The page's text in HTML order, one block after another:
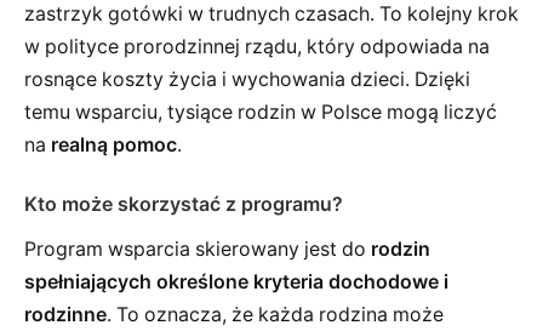
zastrzyk gotówki w trudnych czasach. To kolejny krok
w polityce prorodzinnej rządu, który odpowiada na
rosnące koszty życia i wychowania dzieci. Dzięki
temu wsparciu, tysiące rodzin w Polsce mogą liczyć
na realną pomoc.
Kto może skorzystać z programu?
Program wsparcia skierowany jest do rodzin
spełniających określone kryteria dochodowe i
rodzinne. To oznacza, że każda rodzina może